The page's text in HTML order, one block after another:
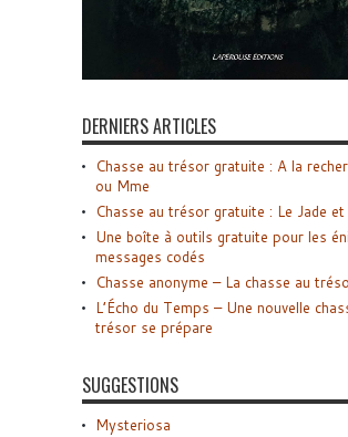
DERNIERS ARTICLES
Chasse au trésor gratuite : A la
ou Mme
Chasse au trésor gratuite : Le Jade
Une boîte à outils gratuite pour les
messages codés
Chasse anonyme – La chasse au
L’Écho du Temps – Une nouvelle
trésor se prépare
SUGGESTIONS
Mysteriosa